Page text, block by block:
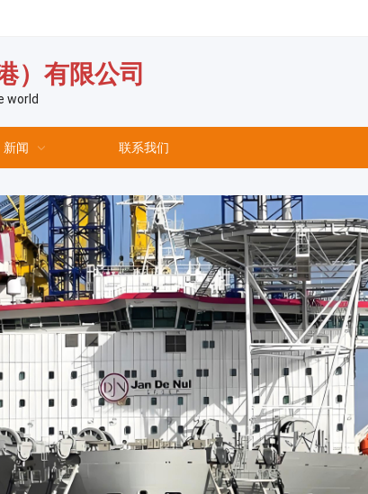
）有限公司
world
新闻 联系我们